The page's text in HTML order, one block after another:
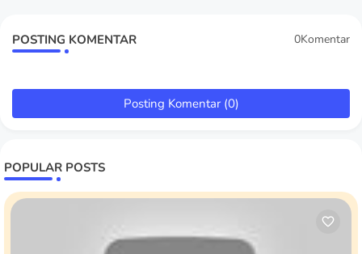
POSTING KOMENTAR 0Komentar
Posting Komentar (0)
POPULAR POSTS